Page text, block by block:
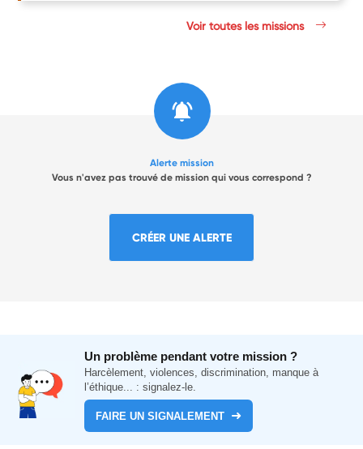
Voir toutes les missions
Alerte mission
Vous n'avez pas trouvé de mission qui vous correspond ?
CRÉER UNE ALERTE
Un problème pendant votre mission ?
Harcèlement, violences, discrimination, manque à
l’éthique... : signalez-le.
FAIRE UN SIGNALEMENT